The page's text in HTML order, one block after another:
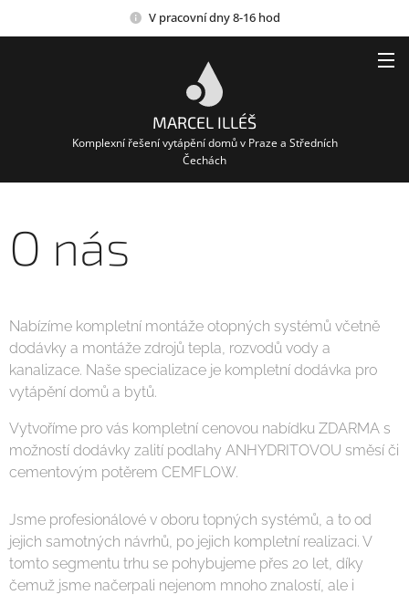
V pracovní dny 8-16 hod
MARCEL ILLÉŠ
Komplexní řešení vytápění domů v Praze a Středních
Čechách
O nás
Nabízíme kompletní montáže otopných systémů včetně
dodávky a montáže zdrojů tepla, rozvodů vody a
kanalizace. Naše specializace je kompletní dodávka pro
vytápění domů a bytů.
Vytvoříme pro vás kompletní cenovou nabídku ZDARMA s
možností dodávky zalití podlahy ANHYDRITOVOU směsí či
cementovým potěrem CEMFLOW.
Jsme profesionálové v oboru topných systémů, a to od
jejich samotných návrhů, po jejich kompletní realizaci. V
tomto segmentu trhu se pohybujeme přes 20 let, díky
čemuž jsme načerpali nejenom mnoho znalostí, ale i